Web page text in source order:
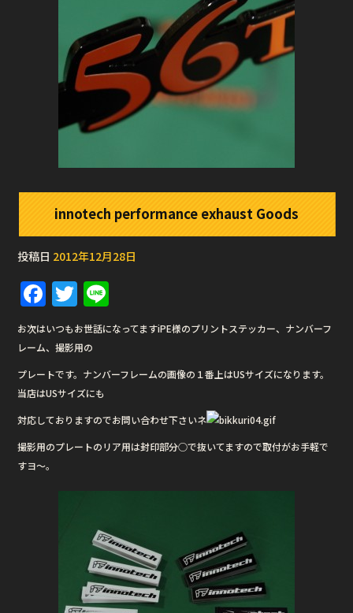
innotech performance exhaust Goods
投稿日 2012年12月28日
F
a
c
e
b
o
o
k
T
w
it
te
r
n
e
お次はいつもお世話になってますiPE様のプリントステッカー、ナンバーフ
レーム、撮影用の
プレートです。ナンバーフレームの画像の１番上はUSサイズになります。
当店はUSサイズにも
対応しておりますのでお問い合わせ下さいネ
撮影用のプレートのリア用は封印部分○で抜いてますので取付がお手軽で
すヨ〜。